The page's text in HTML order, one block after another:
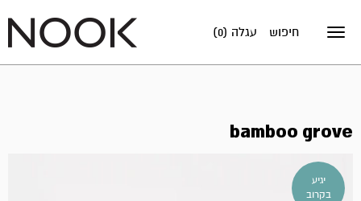
Toggle
עגלה (0) חיפוש
bamboo grove
יגיע
בקרוב